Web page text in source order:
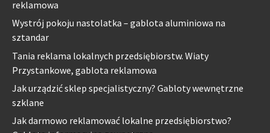
reklamowa
Wystrój pokoju nastolatka – gablota aluminiowa na
sztandar
Tania reklama lokalnych przedsiębiorstw. Wiaty
Przystankowe, gablota reklamowa
Jak urządzić sklep specjalistyczny? Gabloty wewnętrzne
szklane
Jak darmowo reklamować lokalne przedsiębiorstwo?